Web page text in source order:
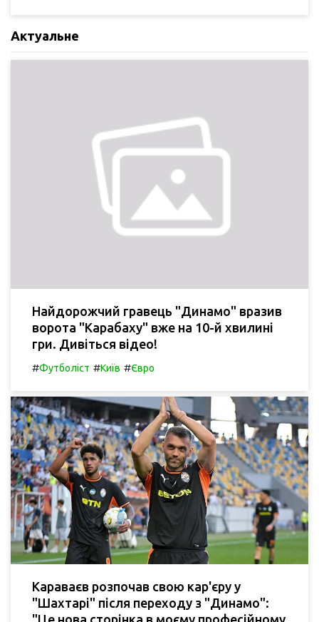
Актуальне
Найдорожчий гравець "Динамо" вразив
ворота "Карабаху" вже на 10-й хвилині
гри. Дивіться відео!
#Футболіст #Київ #Євро
Караваєв розпочав свою кар'єру у
"Шахтарі" після переходу з "Динамо":